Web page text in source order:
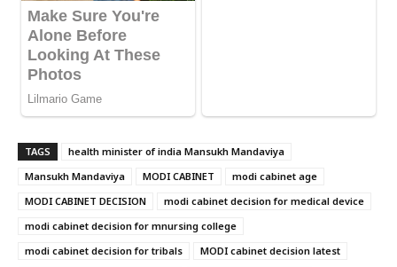
TAGS
health minister of india Mansukh Mandaviya
Mansukh Mandaviya
MODI CABINET
modi cabinet age
MODI CABINET DECISION
modi cabinet decision for medical device
modi cabinet decision for mnursing college
modi cabinet decision for tribals
MODI cabinet decision latest